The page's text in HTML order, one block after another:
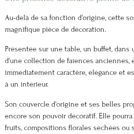
Au-delà de sa fonction d'origine, cette
magnifique pièce de décoration.
Présentée sur une table, un buffet, dans
d'une collection de faïences anciennes,
immédiatement caractère, élégance et
à un intérieur.
Son couvercle d'origine et ses belles
encore son pouvoir décoratif. Elle
fruits, compositions florales séchées ou